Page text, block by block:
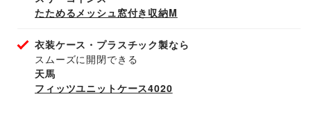
たためるメッシュ窓付き収納M
衣装ケース・プラスチック製なら
スムーズに開閉できる
天馬
フィッツユニットケース4020